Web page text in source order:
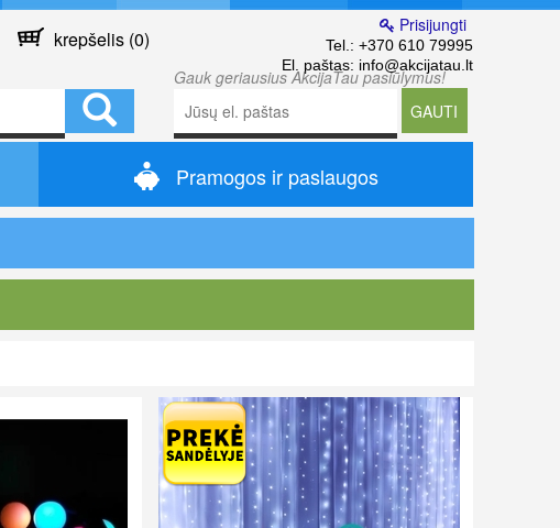
krepšelis (0)
Prisijungti
Tel.: +370 610 79995
El. paštas: info@akcijatau.lt
Gauk geriausius AkcijaTau pasiūlymus!
GAUTI
Pramogos ir paslaugos